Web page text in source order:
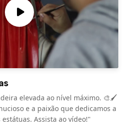
elevada ao nível máximo. 🎨🖌️
e a paixão que dedicamos a
Assista ao vídeo!"